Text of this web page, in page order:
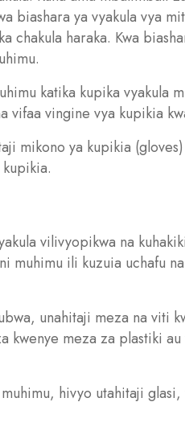
biashara ya vyakula vya
chakula haraka. Kwa
katika kupika vyakula
vifaa vingine vya kupikia
mikono ya kupikia
vilivyopikwa na
muhimu ili kuzuia uchafu
unahitaji meza na viti
kwenye meza za plastiki
hivyo utahitaji